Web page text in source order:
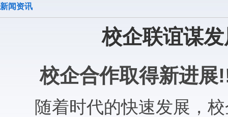
新闻资讯
校企联谊谋
校企合作取得新进展
随着时代的快速发展，校